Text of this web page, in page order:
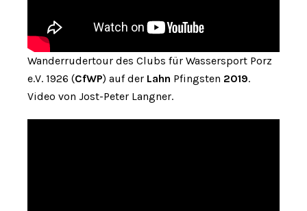
Wanderrudertour des Clubs für Wassersport Porz
e.V. 1926 (CfWP) auf der Lahn Pfingsten 2019.
Video von Jost-Peter Langner.